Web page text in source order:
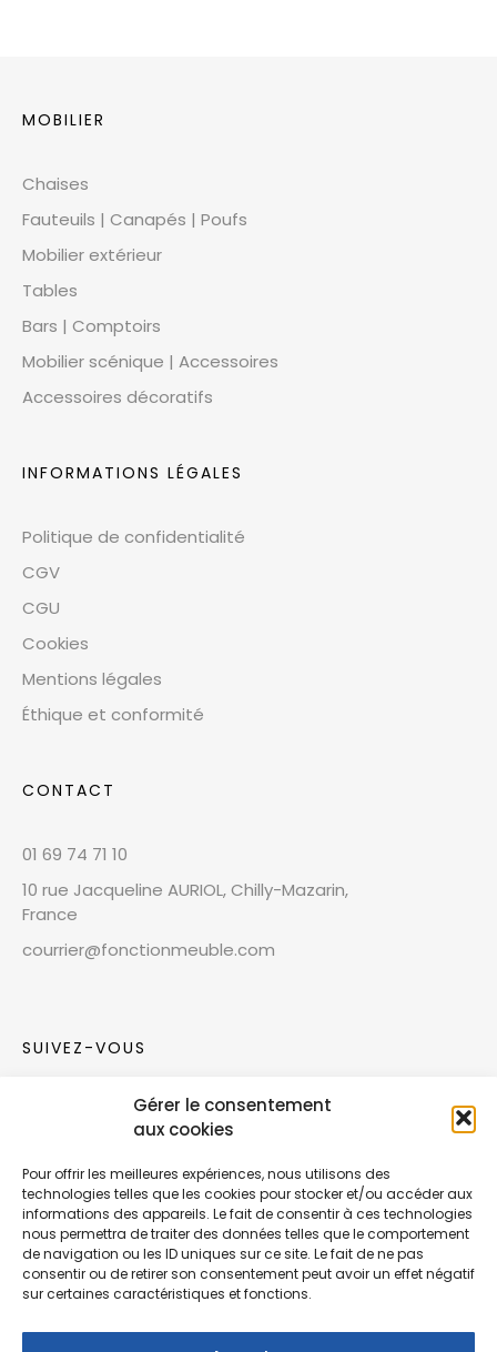
Gérer le consentement
aux cookies
Pour offrir les meilleures expériences, nous utilisons des
technologies telles que les cookies pour stocker et/ou accéder aux
informations des appareils. Le fait de consentir à ces technologies
nous permettra de traiter des données telles que le comportement
de navigation ou les ID uniques sur ce site. Le fait de ne pas
consentir ou de retirer son consentement peut avoir un effet négatif
sur certaines caractéristiques et fonctions.
MOBILIER
Chaises
Fauteuils | Canapés | Poufs
Mobilier extérieur
Tables
Bars | Comptoirs
Mobilier scénique | Accessoires
Accessoires décoratifs
INFORMATIONS LÉGALES
Politique de confidentialité
CGV
CGU
Cookies
Mentions légales
Éthique et conformité
CONTACT
01 69 74 71 10
10 rue Jacqueline AURIOL, Chilly-Mazarin,
France
courrier@fonctionmeuble.com
SUIVEZ-VOUS
Rejoignez notre communauté sur les réseaux
Nouvelles collections, vie de l’équipe ou
inspirations : soyez informés de nos dernières
actualités.